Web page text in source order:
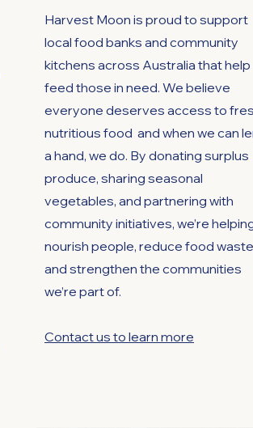
Harvest Moon is proud to support
local food banks and community
kitchens across Australia that help
feed those in need. We believe
everyone deserves access to
nutritious food and when we can
a hand, we do. By donating surplus
produce, sharing seasonal
vegetables, and partnering with
community initiatives, we’re
nourish people, reduce food
and strengthen the communities
we’re part of.
Contact us to learn more